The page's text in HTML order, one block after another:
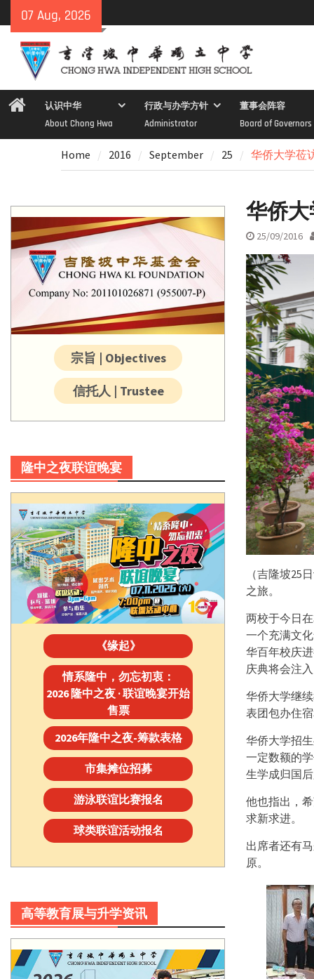
to
content
07 Aug, 2026
Home认识中华
About Chong Hwa
行政与办学方针
Administrator
董事会阵容
Board of Governors
Home 2016 September 25 华侨大学莅
华侨
25/09/2016
（吉隆坡25
之旅。
两校于今日
一个充满文
华百年校庆
庆典将会注
华侨大学继
表团包办住
华侨大学招
一定数额的
生学成归国
他也指出，
求新求进。
出席者还有
原。
宗旨 | Objectives
信托人 | Trustee
隆中之夜联谊晚宴
《缘起》
情系隆中，勿忘初衷：
2026 隆中之夜 · 联谊晚宴开始
售票
2026年隆中之夜-筹款表格
市集摊位招募
游泳联谊比赛报名
球类联谊活动报名
高等教育展与升学资讯